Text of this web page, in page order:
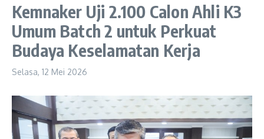
Kemnaker Uji 2.100 Calon Ahli K3
Umum Batch 2 untuk Perkuat
Budaya Keselamatan Kerja
Selasa, 12 Mei 2026